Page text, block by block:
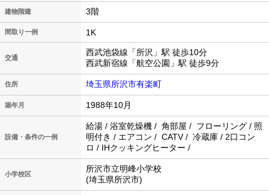
建物階建 3階
間取り一例 1K
交通
西武池袋線「所沢」駅 徒歩10分
西武新宿線「航空公園」駅 徒歩9分
住所 埼玉県所沢市有楽町
築年月 1988年10月
設備・条件の一例
給湯 / 浴室乾燥機 / 角部屋 / フローリング / 照
明付き / エアコン / CATV / 冷蔵庫 / 2口コン
ロ / IHクッキングヒーター /
小学校区
所沢市立明峰小学校
(埼玉県所沢市)